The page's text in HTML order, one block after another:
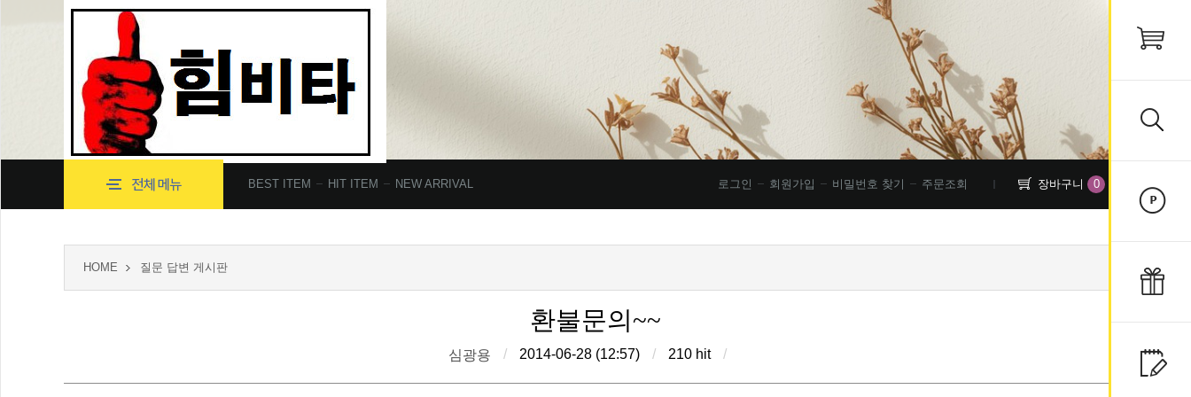
BEST ITEM HIT ITEM NEW ARRIVAL 장바구니 0
주문조회
비밀번호 찾기
회원가입
로그인
HOME 질문 답변 게시판
환불문의~~
심광용 / 2014-06-28 (12:57) / 210 hit /